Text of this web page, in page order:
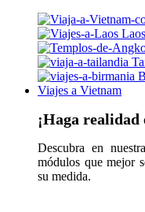
Laos
Viajes a Vietnam
¡Haga realidad
Descubra en
módulos que mejor
su medida.